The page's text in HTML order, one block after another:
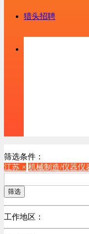
猎头招聘
筛选条件：
江苏 × 机械制造/仪器仪
筛选
工作地区：
不限